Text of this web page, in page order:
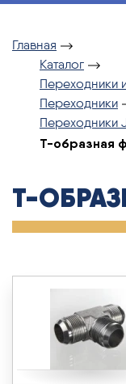
Главная
Каталог
Переходники
Переходники
Переходники
T-образная
T-